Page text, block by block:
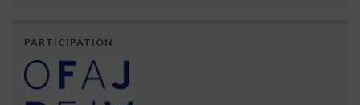
PARTICIPATION